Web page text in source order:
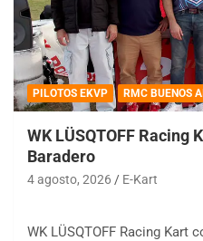
PILOTOS EKVP RMC BUENOS
WK LÜSQTOFF Racing
Baradero
4 agosto, 2026 E-Kart
WK LÜSQTOFF Racing Kart
08/09-AGO